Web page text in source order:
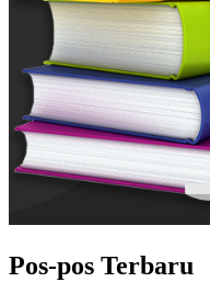
Pos-pos Terbaru